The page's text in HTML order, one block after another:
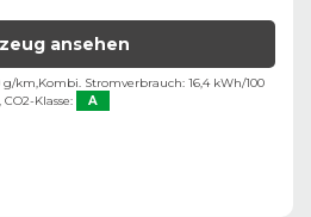
ansehen
g/km,Kombi. Stromverbrauch: 16,4 kWh/100
CO2-Klasse: A